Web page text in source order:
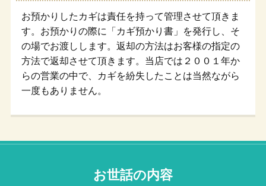
お預かりしたカギは責任を持って管理させて頂きま
す。お預かりの際に「カギ預かり書」を発行し、そ
の場でお渡しします。返却の方法はお客様の指定の
方法で返却させて頂きます。当店では２００１年か
らの営業の中で、カギを紛失したことは当然ながら
一度もありません。
お世話の内容